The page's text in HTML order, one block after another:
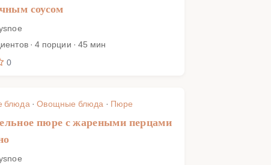
соусом
· 4 порции · 45 мин
0
блюда·Овощные блюда · Пюре
пюре с жареными перцами